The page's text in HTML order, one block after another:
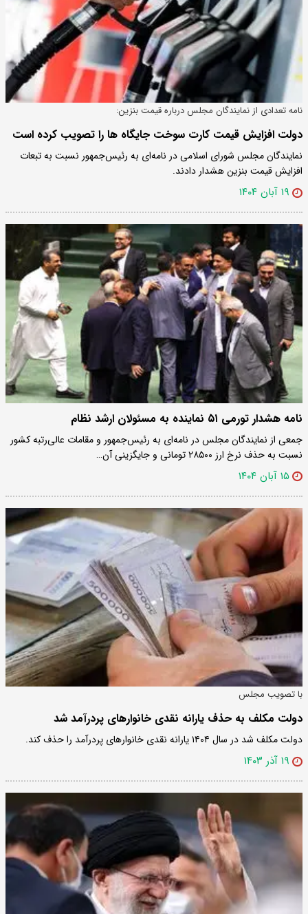
نامه تعدادی از نمایندگان مجلس درباره قیمت بنزین:
دولت افزایش قیمت کارت سوخت جایگاه ها را تصویب کرده است
نمایندگان مجلس شورای اسلامی در نامه‌ای به رئیس‌جمهور نسبت به تبعات
افزایش قیمت بنزین هشدار دادند.
۱۹ آبان ۱۴۰۴
نامه هشدار تورمی ۵۱ نماینده به مسئولان ارشد نظام
جمعی از نمایندگان مجلس در نامه‌ای به رئیس‌جمهور و مقامات عالی‌رتبه کشور
نسبت به حذف نرخ ارز ۲۸۵۰۰ تومانی و جایگزینی آن…
۱۵ آبان ۱۴۰۴
با تصویب مجلس
دولت مکلف به حذف یارانه نقدی خانوار‌های پردرآمد شد
دولت مکلف شد در سال ۱۴۰۴ یارانه نقدی خانوار‌های پردرآمد را حذف کند.
۱۹ آذر ۱۴۰۳